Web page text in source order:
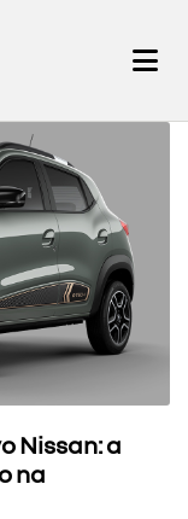
Nissan: a
na